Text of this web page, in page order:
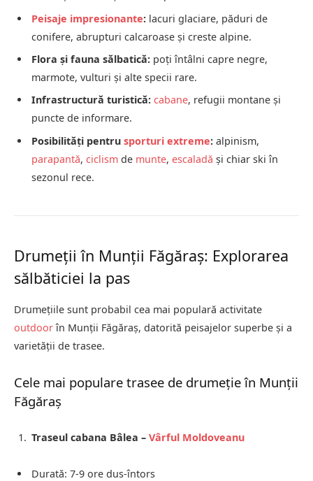
Peisaje impresionante: lacuri glaciare, păduri de
conifere, abrupturi calcaroase și creste alpine.
Flora și fauna sălbatică: poți întâlni capre negre,
marmote, vulturi și alte specii rare.
Infrastructură turistică: cabane, refugii montane și
puncte de informare.
Posibilități pentru sporturi extreme: alpinism,
parapantă, ciclism de munte, escaladă și chiar ski în
sezonul rece.
Drumeții în Munții Făgăraș: Explorarea
sălbăticiei la pas
Drumețiile sunt probabil cea mai populară activitate
outdoorîn Munții Făgăraș, datorită peisajelor superbe și a
varietății de trasee.
Cele mai populare trasee de drumeție în Munții
Făgăraș
Traseul cabana Bâlea – Vârful Moldoveanu
Durată: 7-9 ore dus-întors